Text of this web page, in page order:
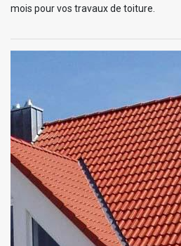
mois pour vos travaux de toiture.